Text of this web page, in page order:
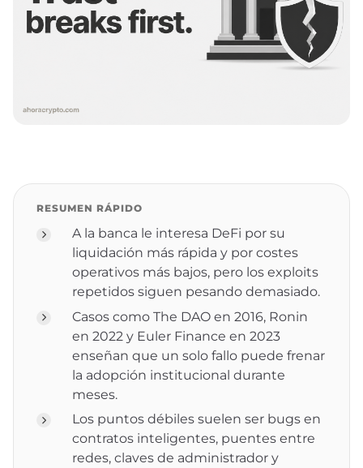
RESUMEN RÁPIDO
A la banca le interesa DeFi por su
liquidación más rápida y por costes
operativos más bajos, pero los exploits
repetidos siguen pesando demasiado.
Casos como The DAO en 2016, Ronin
en 2022 y Euler Finance en 2023
enseñan que un solo fallo puede frenar
la adopción institucional durante
meses.
Los puntos débiles suelen ser bugs en
contratos inteligentes, puentes entre
redes, claves de administrador y